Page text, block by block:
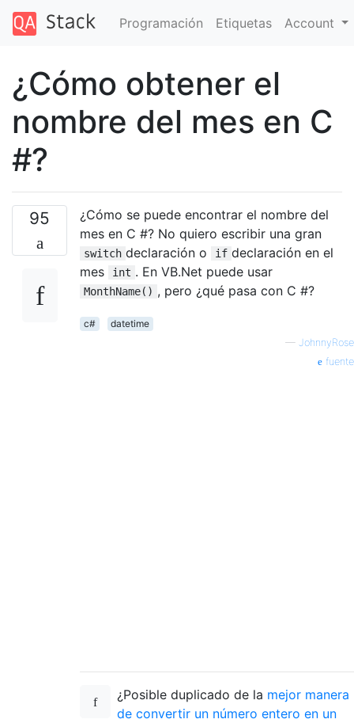
Programación Etiquetas Account
¿Cómo obtener el
nombre del mes en C
#?
95
¿Cómo se puede encontrar el nombre del
mes en C #? No quiero escribir una gran
switch declaración o if declaración en el
mes
int . En VB.Net puede usar
MonthName() , pero ¿qué pasa con C #?
c#
datetime
— JohnnyRose
fuente
¿Posible duplicado de la mejor manera
de convertir un número entero en un